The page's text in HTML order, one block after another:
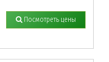
Посмотреть цены